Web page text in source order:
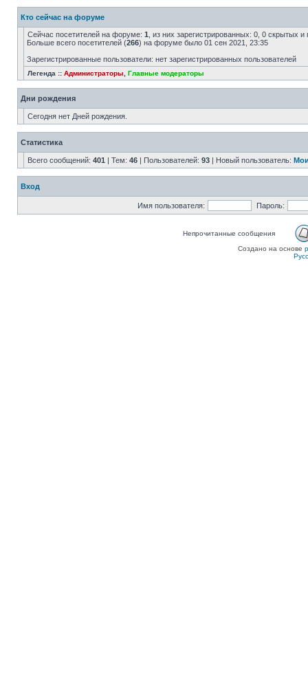
Кто сейчас на форуме
Сейчас посетителей на форуме: 1 , из них зарегистрированных: 0, 0 скрытых
Больше всего посетителей (266) на форуме было 01 сен 2021, 23:35
Зарегистрированные пользователи: нет зарегистрированных пользователей
Легенда :: Администраторы Главные модераторы
Дни рождения
Сегодня нет Дней рождения.
Статистика
Всего сообщений: 401 | Тем: 46 | Пользователей: 93 | Новый пользователь:
Вход
Имя пользователя: Пароль:
Непрочитанные сообщения
Создано на основе